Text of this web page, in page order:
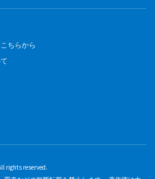
ちらから
rights reserved.